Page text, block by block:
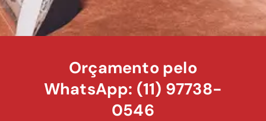
Orçamento pelo
WhatsApp: (11) 97738-
0546